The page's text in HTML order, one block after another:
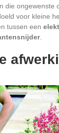
die ongewenste
voor kleine
tussen een
.